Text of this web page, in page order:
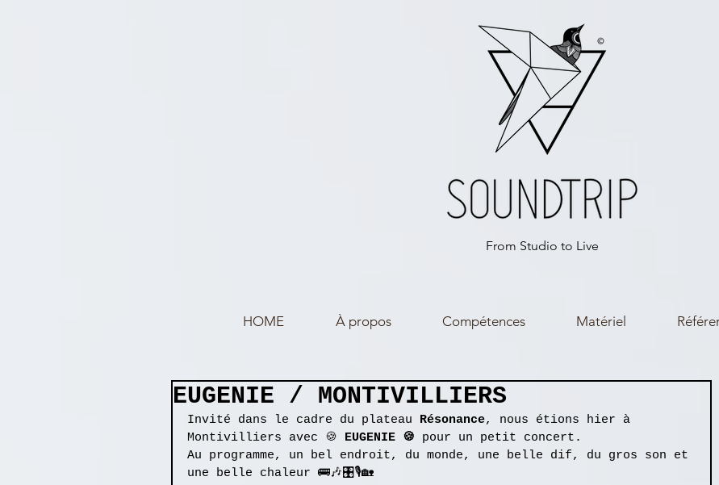
From Studio to Live
HOME À propos Compétences Matériel
EUGENIE / MONTIVILLIERS
Invité dans le cadre du plateau Résonance, nous étions hier à
Montivilliers avec 🍪 EUGENIE 🍪 pour un petit concert.
Au programme, un bel endroit, du monde, une belle dif, du gros son et
une belle chaleur 🚌🎶🎛🎙🏡